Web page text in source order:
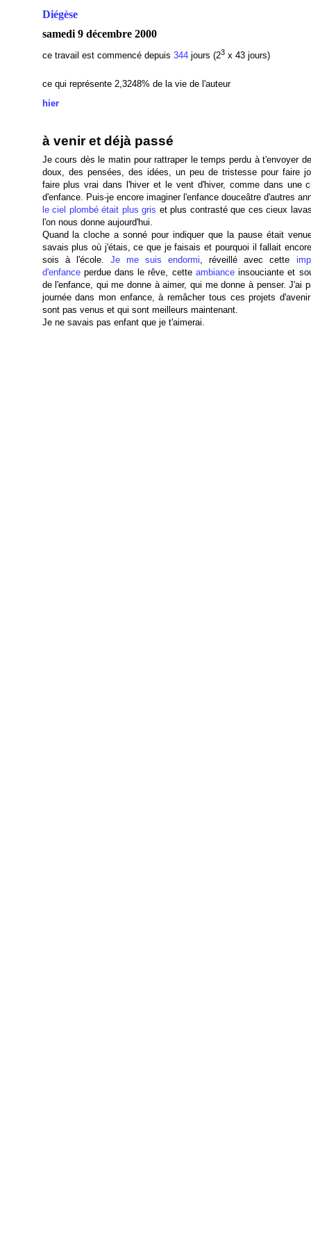
Diégèse
samedi 9 décembre 2000
ce travail est commencé depuis 344jours (23x 43 jours)
ce qui représente 2,3248% de la vie de l'auteur
hier
à venir et déjà passé
Je cours dès le matin pour rattraper le temps perdu à t'envoyer
doux, des pensées, des idées, un peu de tristesse pour faire
faire plus vrai dans l'hiver et le vent d'hiver, comme dans une
d'enfance. Puis-je encore imaginer l'enfance douceâtre d'autres
le ciel plombé était plus gris et plus contrasté que ces cieux
l'on nous donne aujourd'hui.
Quand la cloche a sonné pour indiquer que la pause était
savais plus où j'étais, ce que je faisais et pourquoi il fallait
sois à l'école. Je me suis endormi, réveillé avec cette
d'enfanceperdue dans le rêve, cette ambianceinsouciante et
de l'enfance, qui me donne à aimer, qui me donne à penser. J'ai
journée dans mon enfance, à remâcher tous ces projets
sont pas venus et qui sont meilleurs maintenant.
Je ne savais pas enfant que je t'aimerai.